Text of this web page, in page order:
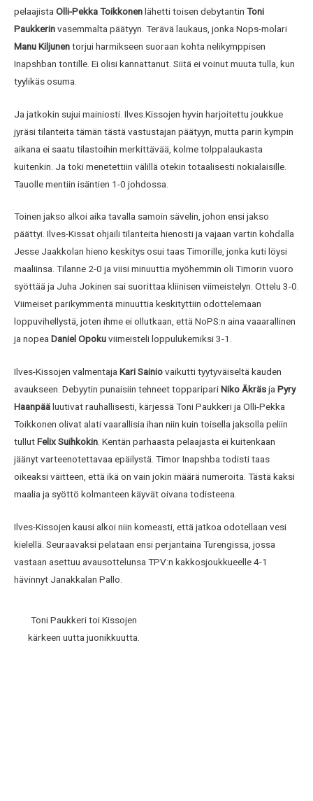
pelaajista Olli-Pekka Toikkonenlähetti toisen debytantin Toni
Paukkerinvasemmalta päätyyn. Terävä laukaus, jonka Nops-molari
Manu Kiljunentorjui harmikseen suoraan kohta nelikymppisen
Inapshban tontille. Ei olisi kannattanut. Siitä ei voinut muuta tulla, kun
tyylikäs osuma.
Ja jatkokin sujui mainiosti. Ilves.Kissojen hyvin harjoitettu joukkue
jyräsi tilanteita tämän tästä vastustajan päätyyn, mutta parin kympin
aikana ei saatu tilastoihin merkittävää, kolme tolppalaukasta
kuitenkin. Ja toki menetettiin välillä otekin totaalisesti nokialaisille.
Tauolle mentiin isäntien 1-0 johdossa.
Toinen jakso alkoi aika tavalla samoin sävelin, johon ensi jakso
päättyi. Ilves-Kissat ohjaili tilanteita hienosti ja vajaan vartin kohdalla
Jesse Jaakkolan hieno keskitys osui taas Timorille, jonka kuti löysi
maaliinsa. Tilanne 2-0 ja viisi minuuttia myöhemmin oli Timorin vuoro
syöttää ja Juha Jokinen sai suorittaa kliinisen viimeistelyn. Ottelu 3-0.
Viimeiset parikymmentä minuuttia keskityttiin odottelemaan
loppuvihellystä, joten ihme ei ollutkaan, että NoPS:n aina vaaarallinen
ja nopeaDaniel Opokuviimeisteli loppulukemiksi 3-1.
Ilves-Kissojen valmentajaKari Sainiovaikutti tyytyväiseltä kauden
avaukseen. Debyytin punaisiin tehneet topparipariNiko ÄkräsjaPyry
Haanpääluutivat rauhallisesti, kärjessä Toni Paukkeri ja Olli-Pekka
Toikkonen olivat alati vaarallisia ihan niin kuin toisella jaksolla peliin
tullutFelix Suihkokin. Kentän parhaasta pelaajasta ei kuitenkaan
jäänyt varteenotettavaa epäilystä. Timor Inapshba todisti taas
oikeaksi väitteen, että ikä on vain jokin määrä numeroita. Tästä kaksi
maalia ja syöttö kolmanteen käyvät oivana todisteena.
Ilves-Kissojen kausi alkoi niin komeasti, että jatkoa odotellaan vesi
kielellä. Seuraavaksi pelataan ensi perjantaina Turengissa, jossa
vastaan asettuu avausottelunsa TPV:n kakkosjoukkueelle 4-1
hävinnyt Janakkalan Pallo.
Toni Paukkeri toi Kissojen
kärkeen uutta juonikkuutta.